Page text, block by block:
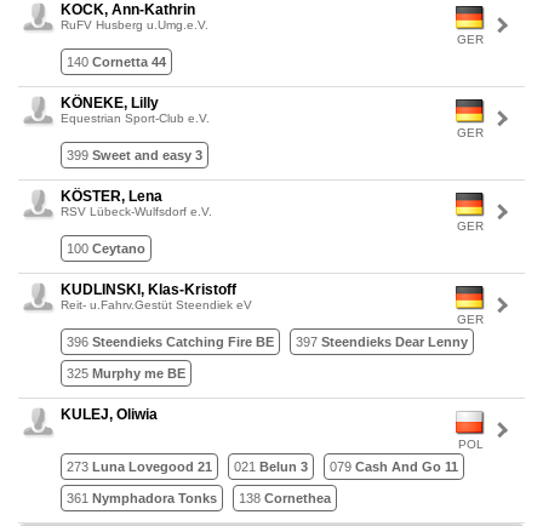
GER
KOCK, Ann-Kathrin
RuFV Husberg u.Umg.e.V.
140 Cornetta 44
GER
KÖNEKE, Lilly
Equestrian Sport-Club e.V.
399 Sweet and easy 3
GER
KÖSTER, Lena
RSV Lübeck-Wulfsdorf e.V.
100 Ceytano
GER
KUDLINSKI, Klas-Kristoff
Reit- u.Fahrv.Gestüt Steendiek eV
396 Steendieks Catching Fire BE 397 Steendieks Dear Lenny
325 Murphy me BE
POL
KULEJ, Oliwia
273 Luna Lovegood 21 021 Belun 3 079 Cash And Go 11
361 Nymphadora Tonks 138 Cornethea